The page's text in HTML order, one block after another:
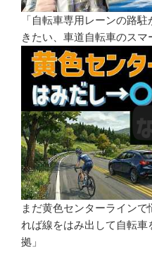
「自転車専用レーンの路
きたい、車道自転車のスマ
まだ黄色センターライン
れば線をはみ出して自転
拠」